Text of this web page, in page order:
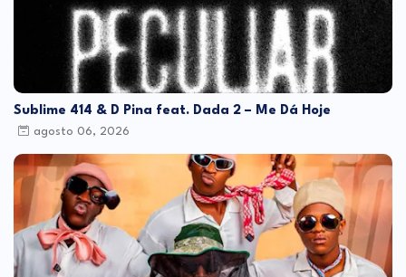
Sublime 414 & D Pina feat. Dada 2 – Me Dá Hoje
agosto 06, 2026